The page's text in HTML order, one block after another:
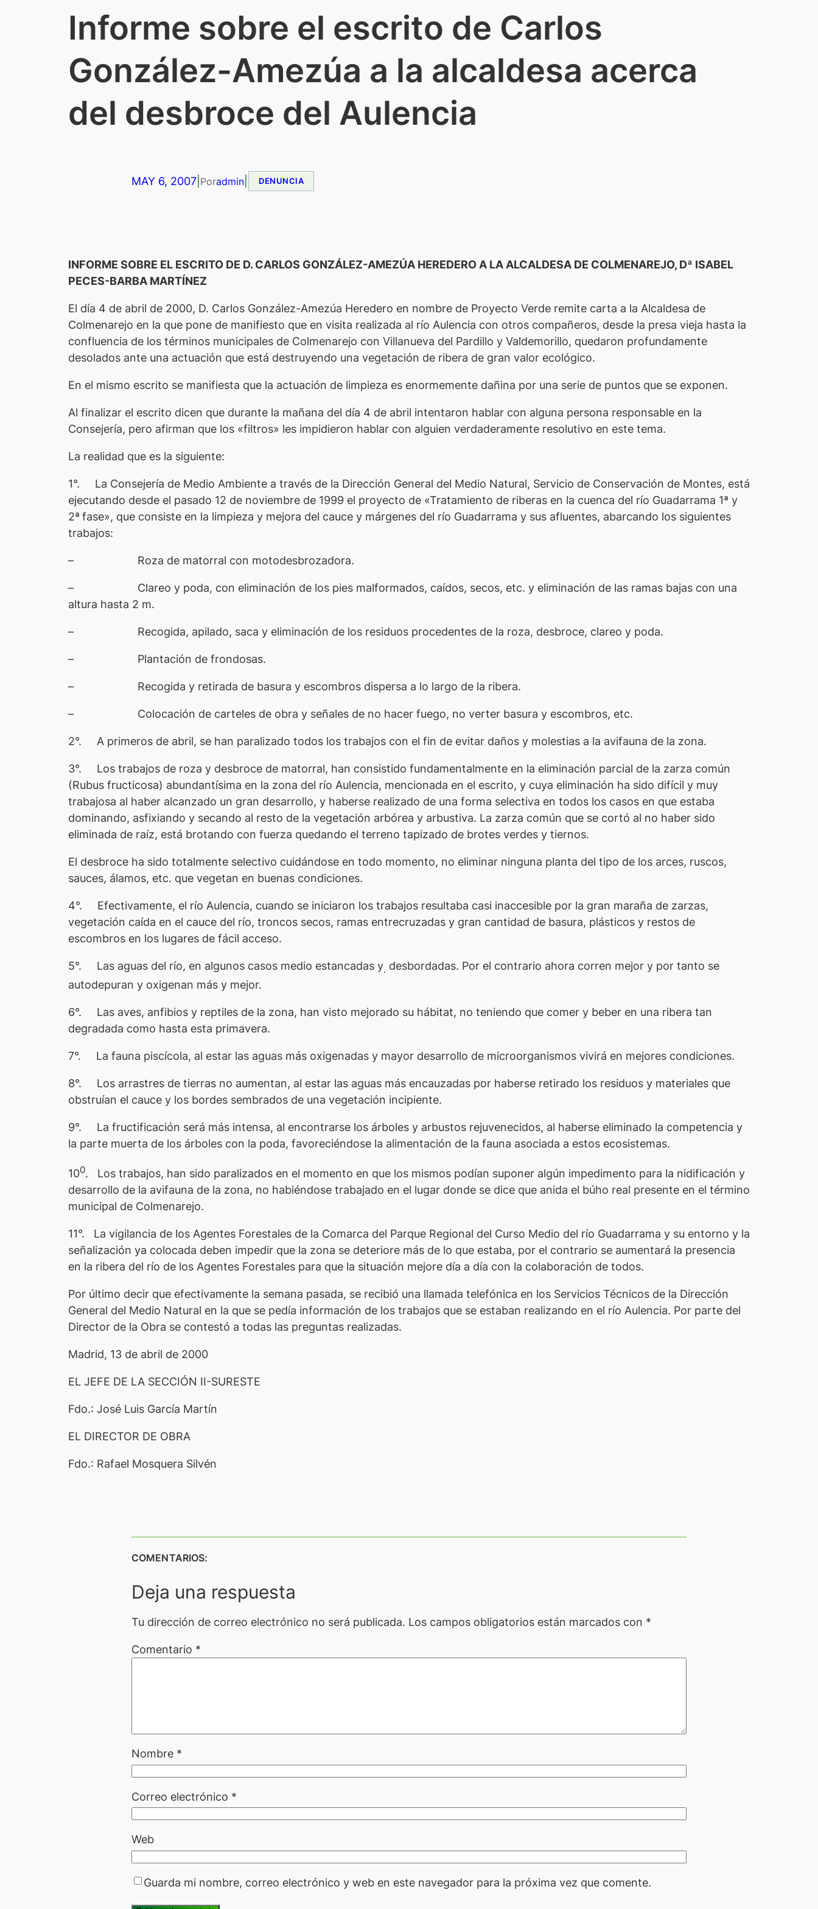
Informe sobre el escrito de Carlos
González-Amezúa a la alcaldesa acerca
del desbroce del Aulencia
MAY 6, 2007 Poradmin DENUNCIA
INFORME SOBRE EL ESCRITO DE D. CARLOS GONZÁLEZ-AMEZÚA HEREDERO A LA ALCALDESA DE COLMENAREJO, Dª ISABEL
PECES-BARBA MARTÍNEZ
El día 4 de abril de 2000, D. Carlos González-Amezúa Heredero en nombre de Proyecto Verde remite carta a la Alcaldesa de
Colmenarejo en la que pone de manifiesto que en visita realizada al río Aulencia con otros compañeros, desde la presa vieja hasta la
confluencia de los términos municipales de Colmenarejo con Villanueva del Pardillo y Valdemorillo, quedaron profundamente
desolados ante una actuación que está destruyendo una vegetación de ribera de gran valor ecológico.
En el mismo escrito se manifiesta que la actuación de limpieza es enormemente dañina por una serie de puntos que se exponen.
Al finalizar el escrito dicen que durante la mañana del día 4 de abril intentaron hablar con alguna persona responsable en la
Consejería, pero afirman que los «filtros» les impidieron hablar con alguien verdaderamente resolutivo en este tema.
La realidad que es la siguiente:
1°. La Consejería de Medio Ambiente a través de la Dirección General del Medio Natural, Servicio de Conservación de Montes, está
ejecutando desde el pasado 12 de noviembre de 1999 el proyecto de «Tratamiento de riberas en la cuenca del río Guadarrama 1ª y
2ª fase», que consiste en la limpieza y mejora del cauce y márgenes del río Guadarrama y sus afluentes, abarcando los siguientes
trabajos:
– Roza de matorral con motodesbrozadora.
– Clareo y poda, con eliminación de los pies malformados, caídos, secos, etc. y eliminación de las ramas bajas con una
altura hasta 2 m.
– Recogida, apilado, saca y eliminación de los residuos procedentes de la roza, desbroce, clareo y poda.
– Plantación de frondosas.
– Recogida y retirada de basura y escombros dispersa a lo largo de la ribera.
– Colocación de carteles de obra y señales de no hacer fuego, no verter basura y escombros, etc.
2°. A primeros de abril, se han paralizado todos los trabajos con el fin de evitar daños y molestias a la avifauna de la zona.
3°. Los trabajos de roza y desbroce de matorral, han consistido fundamentalmente en la eliminación parcial de la zarza común
(Rubus fructicosa) abundantísima en la zona del río Aulencia, mencionada en el escrito, y cuya eliminación ha sido difícil y muy
trabajosa al haber alcanzado un gran desarrollo, y haberse realizado de una forma selectiva en todos los casos en que estaba
dominando, asfixiando y secando al resto de la vegetación arbórea y arbustiva. La zarza común que se cortó al no haber sido
eliminada de raíz, está brotando con fuerza quedando el terreno tapizado de brotes verdes y tiernos.
El desbroce ha sido totalmente selectivo cuidándose en todo momento, no eliminar ninguna planta del tipo de los arces, ruscos,
sauces, álamos, etc. que vegetan en buenas condiciones.
4°. Efectivamente, el río Aulencia, cuando se iniciaron los trabajos resultaba casi inaccesible por la gran maraña de zarzas,
vegetación caída en el cauce del río, troncos secos, ramas entrecruzadas y gran cantidad de basura, plásticos y restos de
escombros en los lugares de fácil acceso.
5°. Las aguas del río, en algunos casos medio estancadas y. desbordadas. Por el contrario ahora corren mejor y por tanto se
autodepuran y oxigenan más y mejor.
6°. Las aves, anfibios y reptiles de la zona, han visto mejorado su hábitat, no teniendo que comer y beber en una ribera tan
degradada como hasta esta primavera.
7°. La fauna piscícola, al estar las aguas más oxigenadas y mayor desarrollo de microorganismos vivirá en mejores condiciones.
8°. Los arrastres de tierras no aumentan, al estar las aguas más encauzadas por haberse retirado los residuos y materiales que
obstruían el cauce y los bordes sembrados de una vegetación incipiente.
9°. La fructificación será más intensa, al encontrarse los árboles y arbustos rejuvenecidos, al haberse eliminado la competencia y
la parte muerta de los árboles con la poda, favoreciéndose la alimentación de la fauna asociada a estos ecosistemas.
100. Los trabajos, han sido paralizados en el momento en que los mismos podían suponer algún impedimento para la nidificación y
desarrollo de la avifauna de la zona, no habiéndose trabajado en el lugar donde se dice que anida el búho real presente en el término
municipal de Colmenarejo.
11°. La vigilancia de los Agentes Forestales de la Comarca del Parque Regional del Curso Medio del río Guadarrama y su entorno y la
señalización ya colocada deben impedir que la zona se deteriore más de lo que estaba, por el contrario se aumentará la presencia
en la ribera del río de los Agentes Forestales para que la situación mejore día a día con la colaboración de todos.
Por último decir que efectivamente la semana pasada, se recibió una llamada telefónica en los Servicios Técnicos de la Dirección
General del Medio Natural en la que se pedía información de los trabajos que se estaban realizando en el río Aulencia. Por parte del
Director de la Obra se contestó a todas las preguntas realizadas.
Madrid, 13 de abril de 2000
EL JEFE DE LA SECCIÓN II-SURESTE
Fdo.: José Luis García Martín
EL DIRECTOR DE OBRA
Fdo.: Rafael Mosquera Silvén
COMENTARIOS:
Deja una respuesta
Tu dirección de correo electrónico no será publicada. Los campos obligatorios están marcados con *
Comentario *
Nombre *
Correo electrónico *
Web
Guarda mi nombre, correo electrónico y web en este navegador para la próxima vez que comente.